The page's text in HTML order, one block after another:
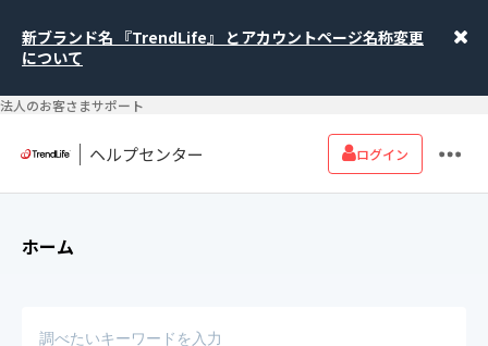
新ブランド名 『TrendLife』 とアカウントページ名称変更
について
法人のお客さまサポート
ヘルプセンター ログイン
ホーム